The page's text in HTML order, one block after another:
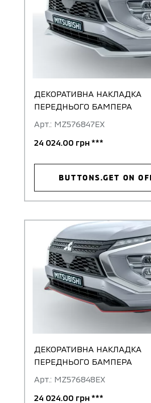
ДЕКОРАТИВНА НАКЛАДКА
ПЕРЕДНЬОГО БАМПЕРА
Арт.: MZ576847EX
24 024.00 грн ***
BUTTONS.GET ON
ДЕКОРАТИВНА НАКЛАДКА
ПЕРЕДНЬОГО БАМПЕРА
Арт.: MZ576848EX
24 024.00 грн ***